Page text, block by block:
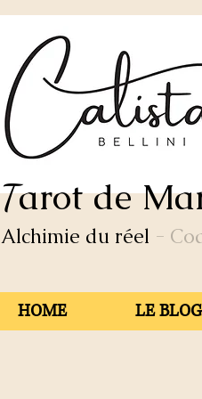
Tarot de
Alchimie du réel -
HOME LE BLOG